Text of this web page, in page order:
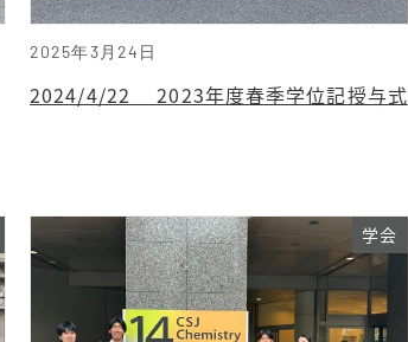
2025年3月24日
2024/4/22 2023年度春季学位記授与式
学会